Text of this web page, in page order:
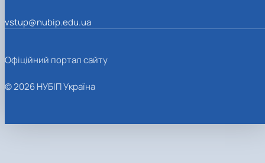
vstup@nubip.edu.ua
Офіційний портал сайту
© 2026 НУБІП Україна